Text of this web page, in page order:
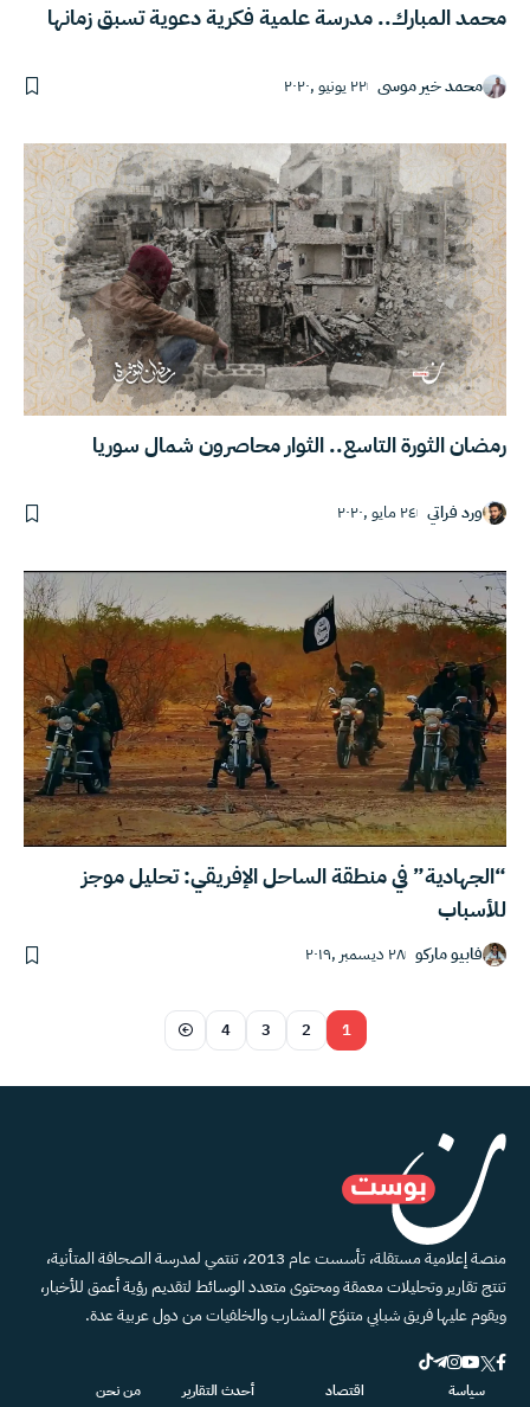
محمد المبارك.. مدرسة علمية فكرية دعوية تسبق زمانها
محمد خير موسى ٢٢ يونيو ,٢٠٢٠
رمضان الثورة التاسع.. الثوار محاصرون شمال سوريا
ورد فراتي ٢٤ مايو ,٢٠٢٠
“الجهادية” في منطقة الساحل الإفريقي: تحليل موجز
للأسباب
فابيو ماركو ٢٨ ديسمبر ,٢٠١٩
1
2
3
4
منصة إعلامية مستقلة، تأسست عام 2013، تنتمي لمدرسة الصحافة المتأنية،
تنتج تقارير وتحليلات معمقة ومحتوى متعدد الوسائط لتقديم رؤية أعمق للأخبار،
ويقوم عليها فريق شبابي متنوّع المشارب والخلفيات من دول عربية عدة.
سياسة اقتصاد أحدث التقارير من نحن